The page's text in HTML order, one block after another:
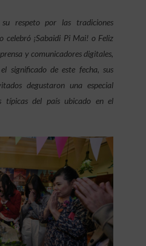
respeto por las tradiciones
celebró ¡Sabaidi Pi Mai! o Feliz
y comunicadores digitales,
significado de este fecha, sus
degustaron una especial
típicas del país ubicado en el